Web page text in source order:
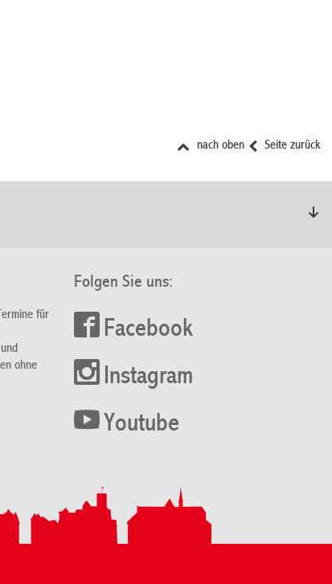
Seite zurück
nach oben
für
ohne
Folgen Sie uns:
Facebook
Instagram
Youtube